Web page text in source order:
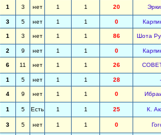
1 3 нет 1 1 20
3 5 нет 1 1 0
1 3 нет 1 1 86 Шота
2 9 нет 1 1 0
6 11 нет 1 1 26
1 5 нет 1 1 28 -
4 9 нет 1 1 0
1 5 Есть 1 1 25 К.
3 5 нет 1 1 0